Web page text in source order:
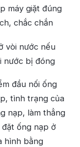
máy giặt đúng
chắc chắn
vòi nước nếu
nước bị đóng
đầu nối ống
tình trạng của
nạp, làm thẳng
đặt ống nạp ở
hình bằng